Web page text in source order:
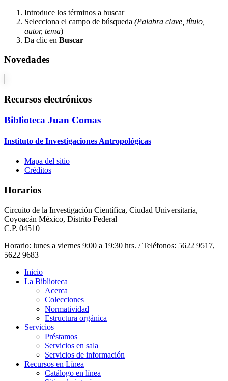
Introduce los términos a buscar
Selecciona el campo de búsqueda (Palabra clave, título,
autor, tema)
Da clic en Buscar
Novedades
Recursos electrónicos
Biblioteca Juan Comas
Instituto de Investigaciones Antropológicas
Mapa del sitio
Créditos
Horarios
Circuito de la Investigación Científica, Ciudad Universitaria,
Coyoacán México, Distrito Federal
C.P. 04510
Horario: lunes a viernes 9:00 a 19:30 hrs. / Teléfonos: 5622 9517,
5622 9683
Inicio
La Biblioteca
Acerca
Colecciones
Normatividad
Estructura orgánica
Servicios
Préstamos
Servicios en sala
Servicios de información
Recursos en Línea
Catálogo en línea